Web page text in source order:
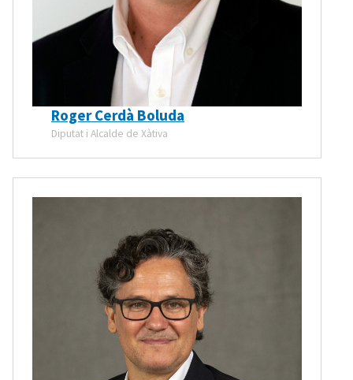
Roger Cerdà Boluda
Diputat i Alcalde de Xàtiva